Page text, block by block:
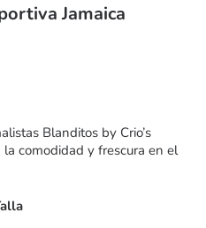
Jamaica
Blanditos by Crio’s
comodidad y frescura en el